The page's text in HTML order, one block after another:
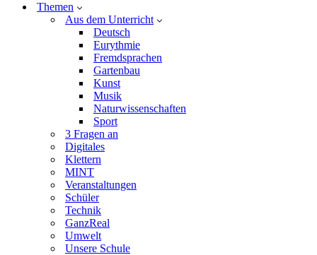
Themen
Aus dem Unterricht
Deutsch
Eurythmie
Fremdsprachen
Gartenbau
Kunst
Musik
Naturwissenschaften
Sport
3 Fragen an
Digitales
Klettern
MINT
Veranstaltungen
Schüler
Technik
GanzReal
Umwelt
Unsere Schule